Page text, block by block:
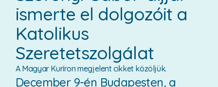
ismerte el dolgozóit a
Katolikus
Szeretetszolgálat
A Magyar Kuríron megjelent cikket közöljük.
December 9-én Budapesten, a